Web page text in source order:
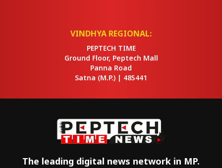
VINDHYA REGIONAL:
PEPTECH TIME
Ground Floor, Peptech Mall
Panna Road
Satna (M.P.) | 485441
The leading digital news network in MP.